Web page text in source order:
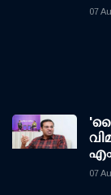
07
07